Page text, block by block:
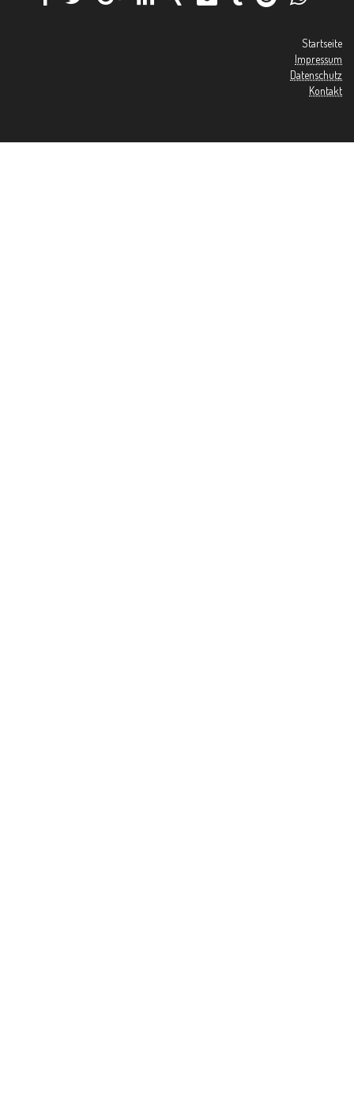
Startseite
Impressum
Datenschutz
Kontakt